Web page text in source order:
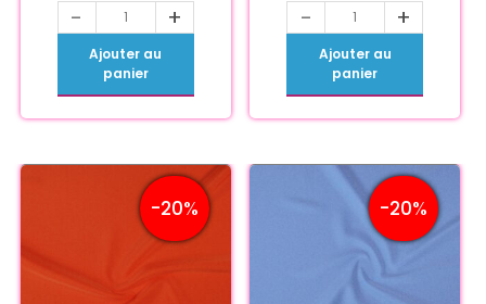
- +
Ajouter au
panier
- +
Ajouter au
panier
-20% -20%